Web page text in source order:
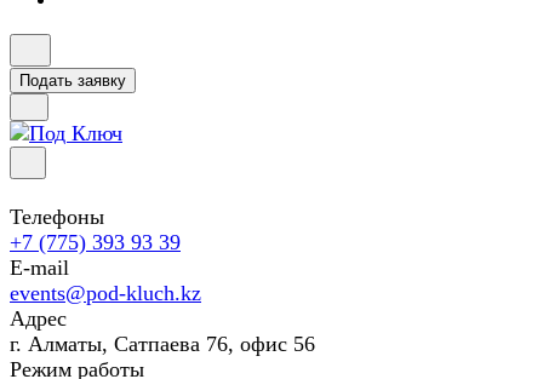
Подать заявку
Телефоны
+7 (775) 393 93 39
E-mail
events@pod-kluch.kz
Адрес
г. Алматы, Сатпаева 76, офис 56
Режим работы